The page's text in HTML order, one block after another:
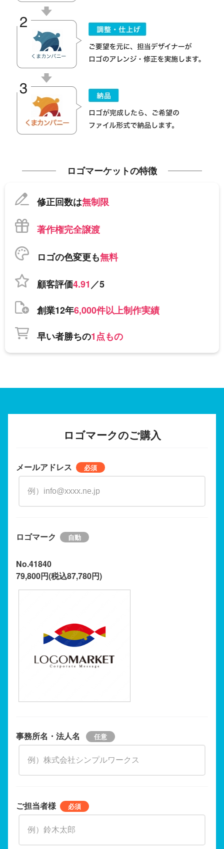
ロゴマーケットの特徴
修正回数は無制限
著作権完全譲渡
ロゴの色変更も無料
顧客評価4.91／5
創業12年6,000件以上制作実績
早い者勝ちの1点もの
ロゴマークのご購入
メールアドレス
ロゴマーク
No.41840
79,800円(税込87,780円)
事務所名・法人名
ご担当者様